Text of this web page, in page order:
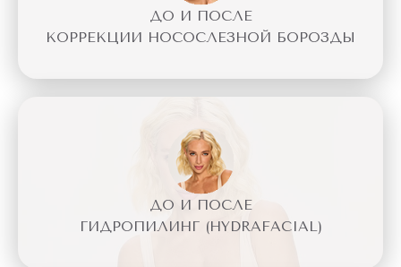
ДО И ПОСЛЕ
КОРРЕКЦИИ НОСОСЛЕЗНОЙ БОРОЗДЫ
ДО И ПОСЛЕ
ГИДРОПИЛИНГ (HYDRAFACIAL)